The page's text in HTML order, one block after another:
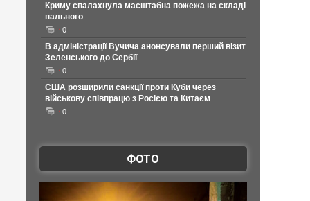
Криму спалахнула масштабна пожежа на складі
пального
0
В адміністрації Вучича анонсували перший візит
Зеленського до Сербії
0
США розширили санкції проти Куби через
військову співпрацю з Росією та Китаєм
0
ФОТО